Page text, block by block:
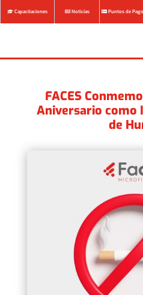
Capacitaciones Noticias Puntos de Pago
FACES
Aniversario como
de